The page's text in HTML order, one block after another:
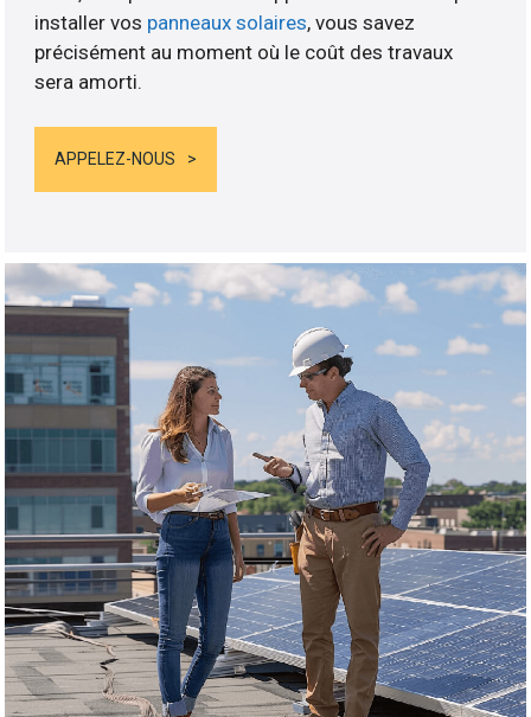
installer vos panneaux solaires, vous savez
précisément au moment où le coût des travaux
sera amorti.
APPELEZ-NOUS